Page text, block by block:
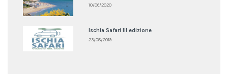
10/06/2020
Ischia Safari III edizione
23/08/2019